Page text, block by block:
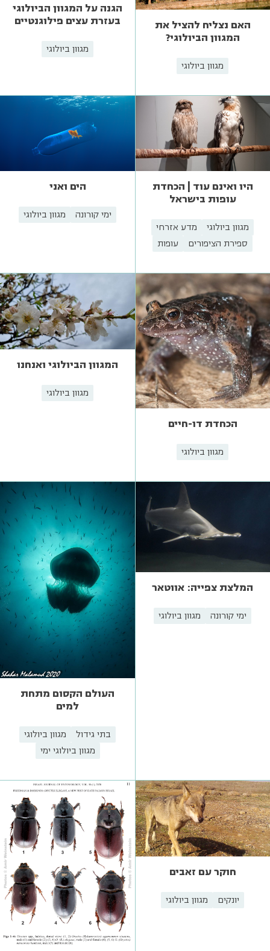
האם נצליח להציל את
המגוון הביולוגי?
מגוון ביולוגי
הגנה על המגוון הביולוגי
בעזרת עצים פילוגנטיים
מגוון ביולוגי
היו ואינם עוד | הכחדת
עופות בישראל
מגוון ביולוגי
מדע אזרחי
ספירת הציפורים
עופות
הים ואני
ימי קורונה מגוון ביולוגי
הכחדת דו-חיים
מגוון ביולוגי
המגוון הביולוגי ואנחנו
מגוון ביולוגי
המלצת צפייה: אווטאר
ימי קורונה מגוון ביולוגי
העולם הקסום מתחת
למים
בתי גידול
מגוון ביולוגי
מגוון ביולוגי ימי
חוקר עם זאבים
יונקים מגוון ביולוגי